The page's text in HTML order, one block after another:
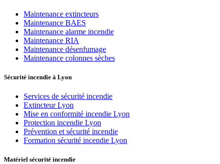
Maintenance extincteurs
Maintenance BAES
Maintenance alarme incendie
Maintenance RIA
Maintenance désenfumage
Maintenance colonnes sèches
Sécurité incendie à Lyon
Services de sécurité incendie
Extincteur Lyon
Mise en conformité incendie Lyon
Protection incendie Lyon
Prévention et sécurité incendie
Formation sécurité incendie Lyon
Matériel sécurité incendie